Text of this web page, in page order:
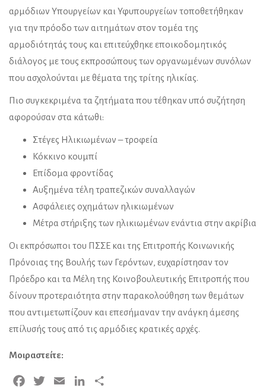
αρμόδιων Υπουργείων και Υφυπουργείων τοποθετήθηκαν
για την πρόοδο των αιτημάτων στον τομέα της
αρμοδιότητάς τους και επιτεύχθηκε εποικοδομητικός
διάλογος με τους εκπροσώπους των οργανωμένων συνόλων
που ασχολούνται με θέματα της τρίτης ηλικίας.
Πιο συγκεκριμένα τα ζητήματα που τέθηκαν υπό συζήτηση
αφορούσαν στα κάτωθι:
Στέγες Ηλικιωμένων – τροφεία
Κόκκινο κουμπί
Επίδομα φροντίδας
Αυξημένα τέλη τραπεζικών συναλλαγών
Ασφάλειες οχημάτων ηλικιωμένων
Μέτρα στήριξης των ηλικιωμένων ενάντια στην ακρίβια
Οι εκπρόσωποι του ΠΣΣΕ και της Επιτροπής Κοινωνικής
Πρόνοιας της Βουλής των Γερόντων, ευχαρίστησαν τον
Πρόεδρο και τα Μέλη της Κοινοβουλευτικής Επιτροπής που
δίνουν προτεραιότητα στην παρακολούθηση των θεμάτων
που αντιμετωπίζουν και επεσήμαναν την ανάγκη άμεσης
επίλυσής τους από τις αρμόδιες κρατικές αρχές.
Μοιραστείτε:
Facebook
Twitter Email LinkedIn